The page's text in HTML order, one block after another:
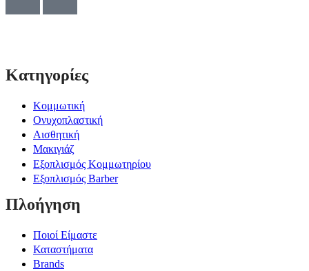
Κατηγορίες
Κομμωτική
Ονυχοπλαστική
Αισθητική
Μακιγιάζ
Εξοπλισμός Κομμωτηρίου
Εξοπλισμός Barber
Πλοήγηση
Ποιοί Είμαστε
Καταστήματα
Brands